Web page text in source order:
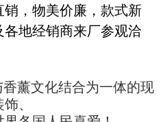
，物美价廉，款式新
地经销商来厂参观洽
薰文化结合为一体的现
、